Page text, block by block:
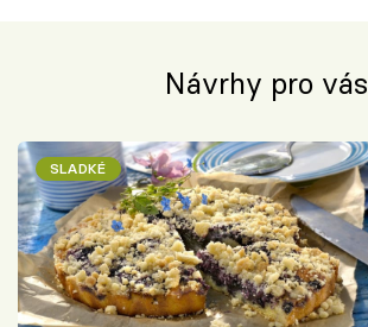
Návrhy pro vás
SLADKÉ